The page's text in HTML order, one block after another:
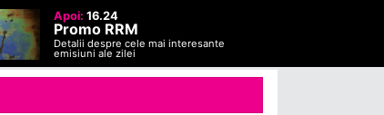
Apoi: 16.24
Promo RRM
Detalii despre cele mai interesante
emisiuni ale zilei